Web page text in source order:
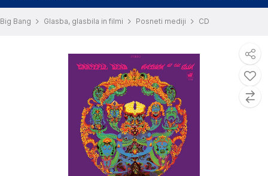
Big Bang Glasba, glasbila in filmi Posneti mediji CD